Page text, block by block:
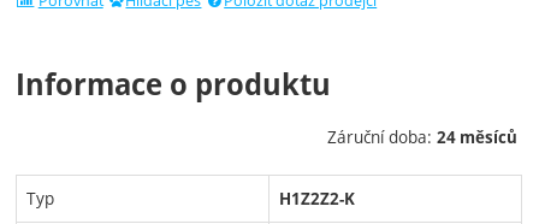
Informace o produktu
Záruční doba: 24 měsíců
Typ H1Z2Z2-K